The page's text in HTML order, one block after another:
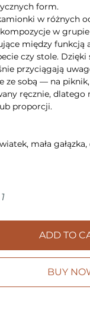
form.
w różnych
w
między
czy stole.
przyciągają
ze sobą — na
ręcznie,
proporcji.
mała
ADD TO
BUY